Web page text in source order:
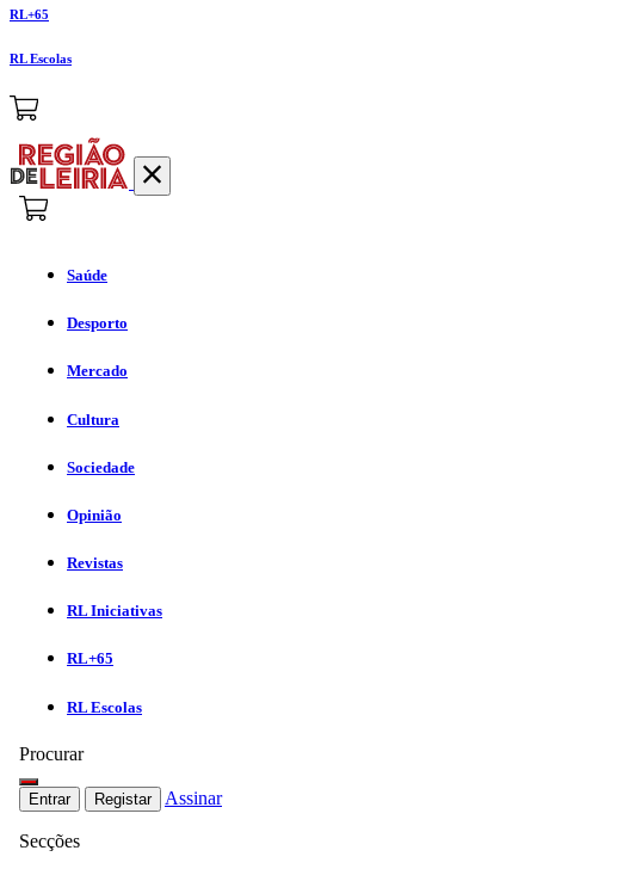
RL+65
RL Escolas
Saúde
Desporto
Mercado
Cultura
Sociedade
Opinião
Revistas
RL Iniciativas
RL+65
RL Escolas
Procurar
Entrar Registar Assinar
Secções